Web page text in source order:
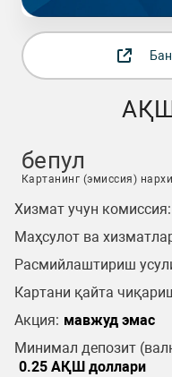
АҚШ
бепул
Картанинг (эмиссия) нархи
Хизмат учун комиссия:
Маҳсулот ва
Расмийлаштириш
Картани қайта
Акция: мавжуд эмас
Минимал депозит
0.25 АҚШ доллари